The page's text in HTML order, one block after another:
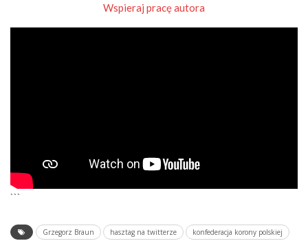
Wspieraj pracę autora
```
Grzegorz Braun hasztag na twitterze
konfederacja korony polskiej